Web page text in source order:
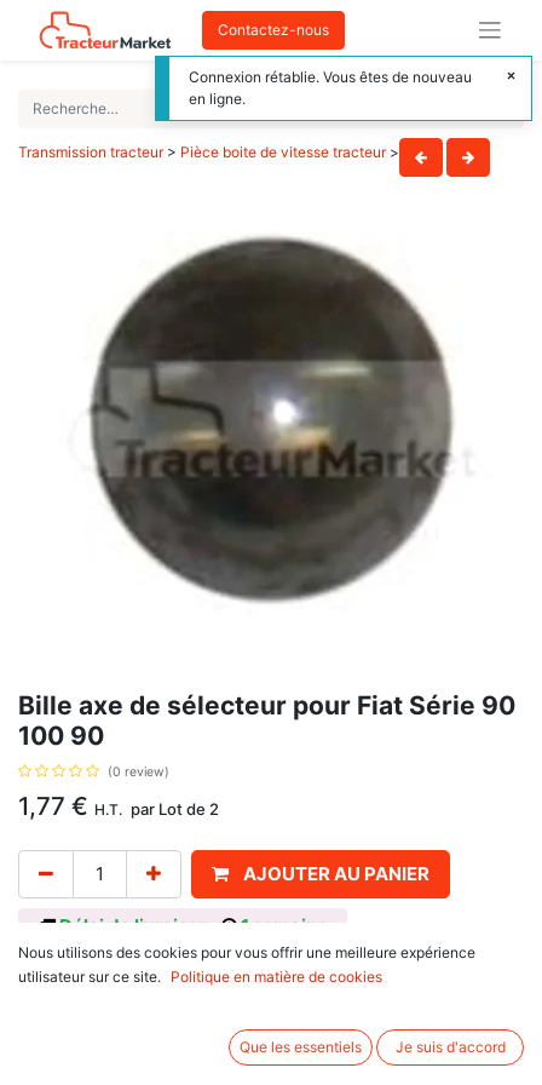
Contactez-nous
Transmission tracteur> Pièce boite de vitesse tracteur>
Bille axe de sélecteur pour Fiat Série 90
100 90
(0 review)
1,77 € H.T. par Lot de 2
AJOUTER AU PANIER
Délai de livraison : 1 semaine
Bille axe de sélecteur pour Fiat Série 90 100 90, avec pour référence
Nous utilisons des cookies pour vous offrir une meilleure expérience
utilisateur sur ce site.
Politique en matière de cookies
Que les essentiels Je suis d'accord
Connexion rétablie. Vous êtes de nouveau
en ligne.